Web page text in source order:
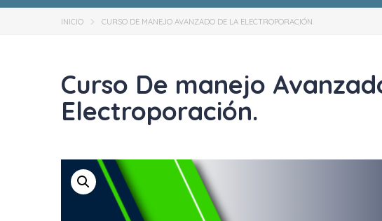
INICIO CURSO DE MANEJO AVANZADO DE LA ELECTROPORACIÓN.
Curso De manejo
Electroporación.